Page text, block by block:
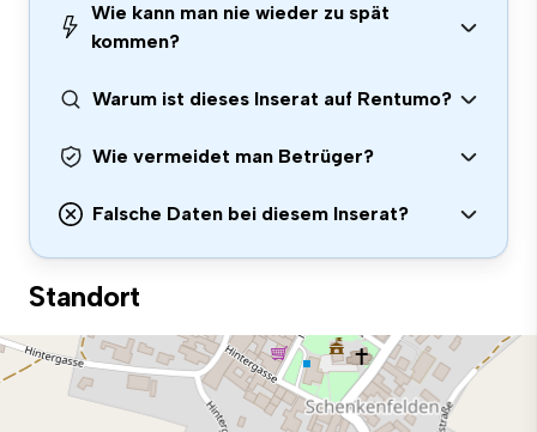
Wie kann man nie wieder zu spät
kommen?
Warum ist dieses Inserat auf Rentumo?
Wie vermeidet man Betrüger?
Falsche Daten bei diesem Inserat?
Standort